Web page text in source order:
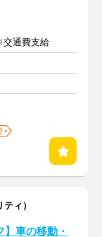
交通費支給
ィ）
】車の移動・